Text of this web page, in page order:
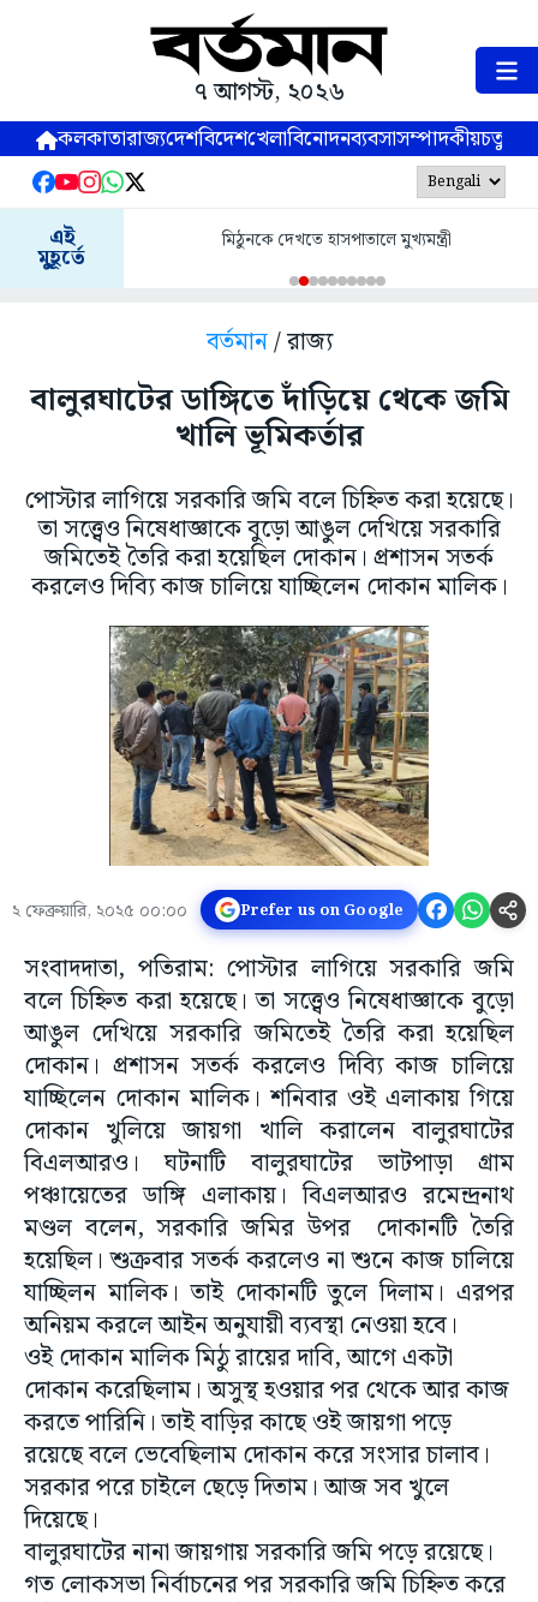
৭ আগস্ট, ২০২৬
কলকাতারাজ্যদেশবিদেশখেলাবিনোদনব্যবসাসম্পাদকীয়
এই
মুহূর্তে
হাসপাতালে মুখ্যমন্ত্রী ৪৬৬.৭২ পয়েন্ট কমল
বর্তমান/ রাজ্য
বালুরঘাটের ডাঙ্গিতে দাঁড়িয়ে থেকে জমি
খালি ভূমিকর্তার
পোস্টার লাগিয়ে সরকারি জমি বলে চিহ্নিত করা হয়েছে।
তা সত্ত্বেও নিষেধাজ্ঞাকে বুড়ো আঙুল দেখিয়ে সরকারি
জমিতেই তৈরি করা হয়েছিল দোকান। প্রশাসন সতর্ক
করলেও দিব্যি কাজ চালিয়ে যাচ্ছিলেন দোকান মালিক।
২ ফেব্রুয়ারি, ২০২৫ ০০:০০ Prefer us on Google
সংবাদদাতা, পতিরাম: পোস্টার লাগিয়ে সরকারি জমি
বলে চিহ্নিত করা হয়েছে। তা সত্ত্বেও নিষেধাজ্ঞাকে বুড়ো
আঙুল দেখিয়ে সরকারি জমিতেই তৈরি করা হয়েছিল
দোকান। প্রশাসন সতর্ক করলেও দিব্যি কাজ চালিয়ে
যাচ্ছিলেন দোকান মালিক। শনিবার ওই এলাকায় গিয়ে
দোকান খুলিয়ে জায়গা খালি করালেন বালুরঘাটের
বিএলআরও। ঘটনাটি বালুরঘাটের ভাটপাড়া গ্রাম
পঞ্চায়েতের ডাঙ্গি এলাকায়। বিএলআরও রমেন্দ্রনাথ
মণ্ডল বলেন, সরকারি জমির উপর দোকানটি তৈরি
হয়েছিল। শুক্রবার সতর্ক করলেও না শুনে কাজ চালিয়ে
যাচ্ছিলন মালিক। তাই দোকানটি তুলে দিলাম। এরপর
অনিয়ম করলে আইন অনুযায়ী ব্যবস্থা নেওয়া হবে।
ওই দোকান মালিক মিঠু রায়ের দাবি, আগে একটা
দোকান করেছিলাম। অসুস্থ হওয়ার পর থেকে আর কাজ
করতে পারিনি। তাই বাড়ির কাছে ওই জায়গা পড়ে
রয়েছে বলে ভেবেছিলাম দোকান করে সংসার চালাব।
সরকার পরে চাইলে ছেড়ে দিতাম। আজ সব খুলে
দিয়েছে।
বালুরঘাটের নানা জায়গায় সরকারি জমি পড়ে রয়েছে।
গত লোকসভা নির্বাচনের পর সরকারি জমি চিহ্নিত করে